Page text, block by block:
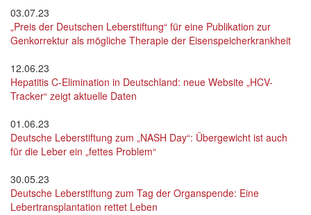
03.07.23
„Preis der Deutschen Leberstiftung“ für eine Publikation zur
Genkorrektur als mögliche Therapie der Eisenspeicherkrankheit
12.06.23
Hepatitis C-Elimination in Deutschland: neue Website „HCV-
Tracker“ zeigt aktuelle Daten
01.06.23
Deutsche Leberstiftung zum „NASH Day“: Übergewicht ist auch
für die Leber ein „fettes Problem“
30.05.23
Deutsche Leberstiftung zum Tag der Organspende: Eine
Lebertransplantation rettet Leben